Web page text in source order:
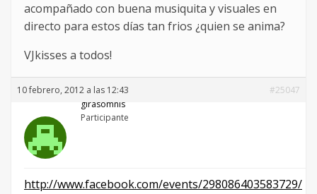
acompañado con buena musiquita y visuales en
directo para estos días tan frios ¿quien se anima?
VJkisses a todos!
10 febrero, 2012 a las 12:43
#25047
girasomnis
Participante
http://www.facebook.com/events/298086403583729/